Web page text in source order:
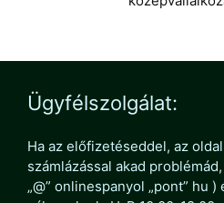
Ügyfélszolgálat:
Ha az előfizetéseddel, az
számlázással akad
„@” onlinespanyol „pont” hu